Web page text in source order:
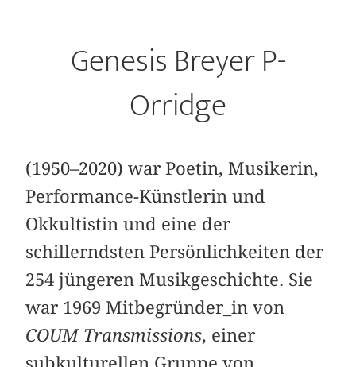
Genesis Breyer P-
Orridge
(1950–2020) war Poetin, Musikerin,
Performance-Künstlerin und
Okkultistin und eine der
schillerndsten Persönlichkeiten der
254 jüngeren Musikgeschichte. Sie
war 1969 Mitbegründer_in von
COUM Transmissions, einer